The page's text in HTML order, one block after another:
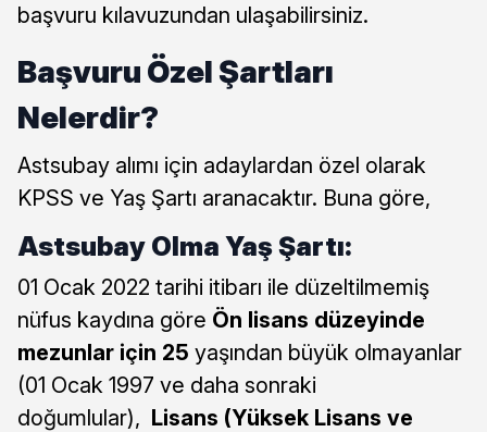
başvuru kılavuzundan ulaşabilirsiniz.
Başvuru Özel Şartları
Nelerdir?
Astsubay alımı için adaylardan özel olarak
KPSS ve Yaş Şartı aranacaktır. Buna göre,
Astsubay Olma Yaş Şartı:
01 Ocak 2022 tarihi itibarı ile düzeltilmemiş
nüfus kaydına göre Ön lisans düzeyinde
mezunlar için 25 yaşından büyük olmayanlar
(01 Ocak 1997 ve daha sonraki
doğumlular), Lisans (Yüksek Lisans ve